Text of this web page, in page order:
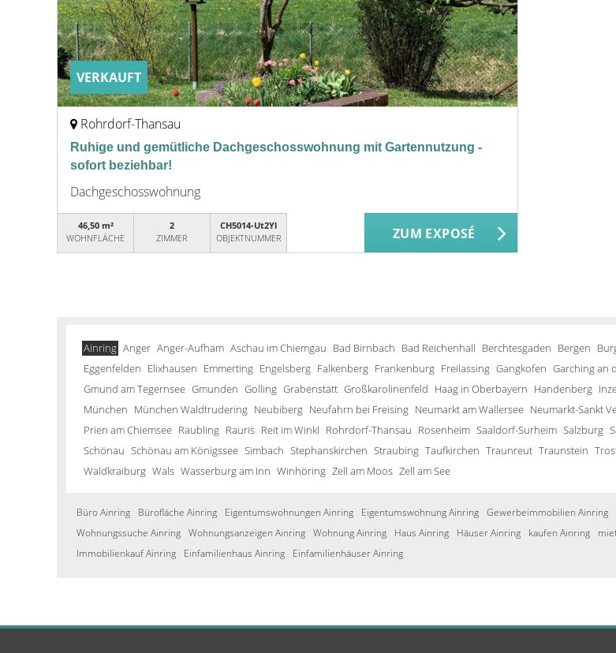
VERKAUFT
Rohrdorf-Thansau
Ruhige und gemütliche Dachgeschosswohnung mit Gartennutzung -
sofort beziehbar!
Dachgeschosswohnung
46,50 m²
WOHNFLÄCHE
2
ZIMMER
CH5014-Ut2Yl
OBJEKTNUMMER
ZUM EXPOSÉ
Ainring Anger Anger-Aufham Aschau im Chiemgau Bad Birnbach Bad Reichenhall Berchtesgaden Bergen
Eggenfelden Elixhausen Emmerting Engelsberg Falkenberg Frankenburg Freilassing Gangkofen Garching an
Gmund am Tegernsee Gmunden Golling Grabenstätt Großkarolinenfeld Haag in Oberbayern Handenberg
München München Waldtrudering Neubiberg Neufahrn bei Freising Neumarkt am Wallersee Neumarkt-Sankt
Prien am Chiemsee Raubling Rauris Reit im Winkl Rohrdorf-Thansau Rosenheim Saaldorf-Surheim Salzburg
Schönau Schönau am Königssee Simbach Stephanskirchen Straubing Taufkirchen Traunreut Traunstein
Waldkraiburg Wals Wasserburg am Inn Winhöring Zell am Moos Zell am See
Büro Ainring Bürofläche Ainring Eigentumswohnungen Ainring Eigentumswohnung Ainring Gewerbeimmobilien Ainring
Wohnungssuche Ainring Wohnungsanzeigen Ainring Wohnung Ainring Haus Ainring Häuser Ainring kaufen Ainring
Immobilienkauf Ainring
Einfamilienhaus Ainring Einfamilienhäuser Ainring